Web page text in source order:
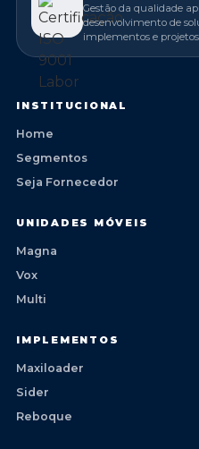
Gestão da qualidade
desenvolvimento de
implementos e projetos
INSTITUCIONAL
Home
Segmentos
Seja Fornecedor
UNIDADES MÓVEIS
Magna
Vox
Multi
IMPLEMENTOS
Maxiloader
Sider
Reboque